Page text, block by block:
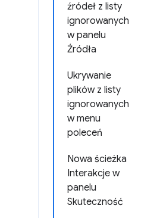
źródeł z listy
ignorowanych
w panelu
Źródła
Ukrywanie
plików z listy
ignorowanych
w menu
poleceń
Nowa ścieżka
Interakcje w
panelu
Skuteczność